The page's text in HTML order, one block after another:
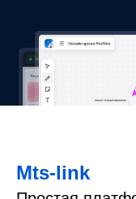
Mts-link